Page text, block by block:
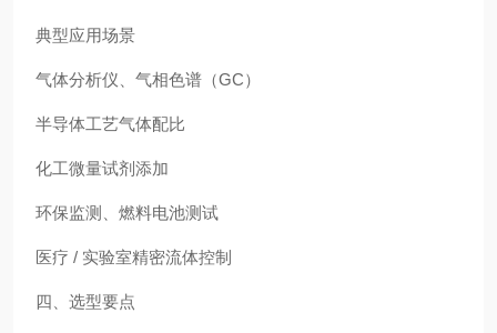
典型应用场景
气体分析仪、气相色谱（GC）
半导体工艺气体配比
化工微量试剂添加
环保监测、燃料电池测试
医疗 / 实验室精密流体控制
四、选型要点